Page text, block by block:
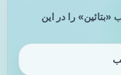
را در این